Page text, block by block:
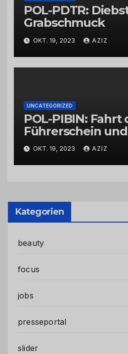
POL-PDTR:
Grabschmuck
OKT. 19, 2023 AZIZ
UNCATEGORIZED
POL-PIBIN: Fahrt
Führerschein
Einfluss von
OKT. 19, 2023 AZIZ
Kategorien
beauty
focus
jobs
presseportal
slider